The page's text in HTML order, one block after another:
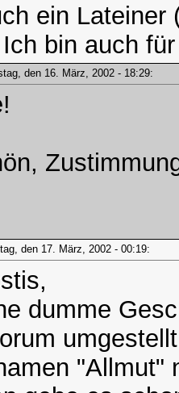
ein
bin auch
den 16. März, 2002 - 18:29:
den 17. März, 2002 - 00:19:
dumme
"Allmut"